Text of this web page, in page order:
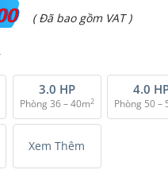
Giá
là:
₫ 27.000.000.
( Đã bao gồm VAT )
3.0 HP
Phòng 36 – 40m2
4.0
Phòng 50 –
Xem Thêm
(2.0 Hp) Inverter